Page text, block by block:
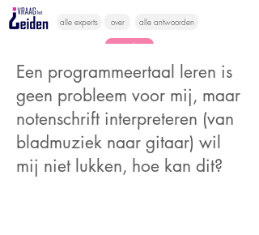
alle experts over alle antwoorden
vragen lessen
hier
Een programmeertaal leren is
geen probleem voor mij, maar
notenschrift interpreteren (van
bladmuziek naar gitaar) wil
mij niet lukken, hoe kan dit?